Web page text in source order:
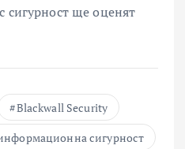
сигурност ще оценят
Blackwall Security
сигурност